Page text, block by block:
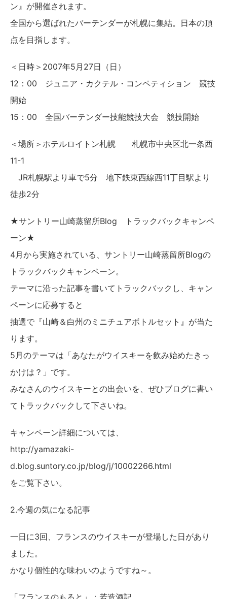
ン』が開催されます。
全国から選ばれたバーテンダーが札幌に集結。日本の頂
点を目指します。
＜日時＞2007年5月27日（日）
12：00 ジュニア・カクテル・コンペティション 競技
開始
15：00 全国バーテンダー技能競技大会 競技開始
＜場所＞ホテルロイトン札幌 札幌市中央区北一条西
11-1
JR札幌駅より車で5分 地下鉄東西線西11丁目駅より
徒歩2分
★サントリー山崎蒸留所Blog トラックバックキャンペ
ーン★
4月から実施されている、サントリー山崎蒸留所Blogの
トラックバックキャンペーン。
テーマに沿った記事を書いてトラックバックし、キャン
ペーンに応募すると
抽選で『山崎＆白州のミニチュアボトルセット』が当た
ります。
5月のテーマは「あなたがウイスキーを飲み始めたきっ
かけは？」です。
みなさんのウイスキーとの出会いを、ぜひブログに書い
てトラックバックして下さいね。
キャンペーン詳細については、
http://yamazaki-
d.blog.suntory.co.jp/blog/j/10002266.html
をご覧下さい。
2.今週の気になる記事
一日に3回、フランスのウイスキーが登場した日があり
ました。
かなり個性的な味わいのようですね～。